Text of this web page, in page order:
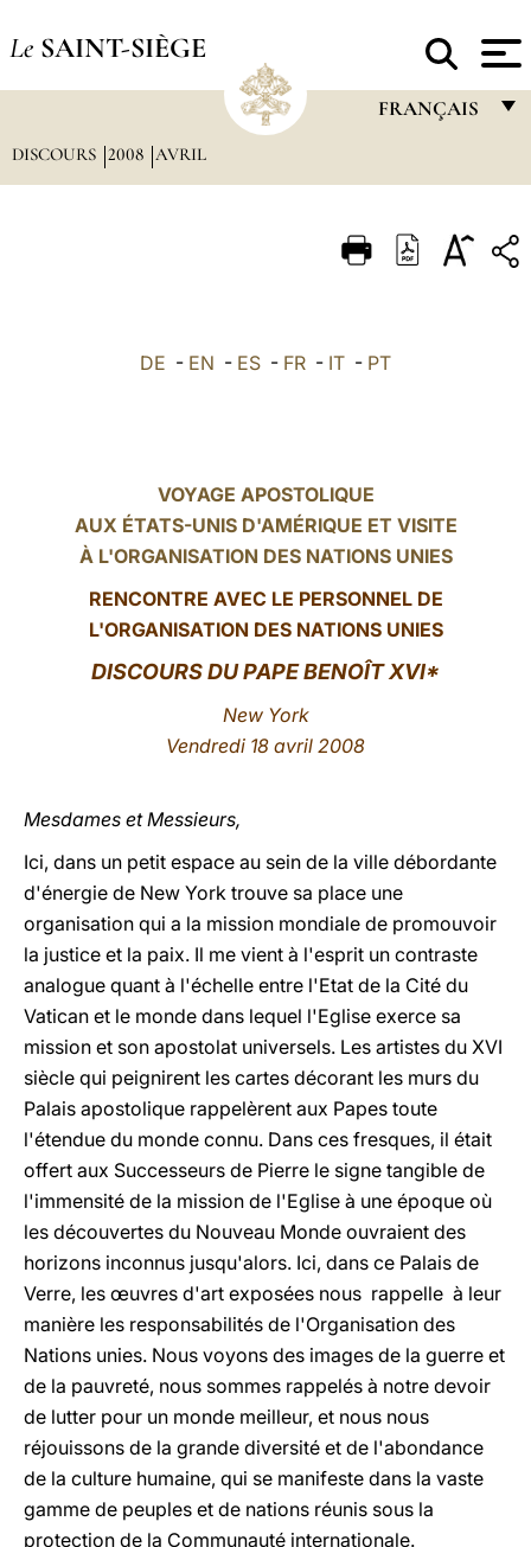
Le SAINT-SIÈGE
FRANÇAIS
ITALIANO
中文
LATINE
DISCOURS 2008 AVRIL
DE - EN - ES - FR - IT - PT
VOYAGE APOSTOLIQUE
AUX ÉTATS-UNIS D'AMÉRIQUE ET VISITE
À L'ORGANISATION DES NATIONS UNIES
RENCONTRE AVEC LE PERSONNEL DE
L'ORGANISATION DES NATIONS UNIES
DISCOURS DU PAPE BENOÎT XVI*
New York
Vendredi 18 avril 2008
Mesdames et Messieurs,
Ici, dans un petit espace au sein de la ville débordante
d'énergie de New York trouve sa place une
organisation qui a la mission mondiale de promouvoir
la justice et la paix. Il me vient à l'esprit un contraste
analogue quant à l'échelle entre l'Etat de la Cité du
Vatican et le monde dans lequel l'Eglise exerce sa
mission et son apostolat universels. Les artistes du XVI
siècle qui peignirent les cartes décorant les murs du
Palais apostolique rappelèrent aux Papes toute
l'étendue du monde connu. Dans ces fresques, il était
offert aux Successeurs de Pierre le signe tangible de
l'immensité de la mission de l'Eglise à une époque où
les découvertes du Nouveau Monde ouvraient des
horizons inconnus jusqu'alors. Ici, dans ce Palais de
Verre, les œuvres d'art exposées nous rappelle à leur
manière les responsabilités de l'Organisation des
Nations unies. Nous voyons des images de la guerre et
de la pauvreté, nous sommes rappelés à notre devoir
de lutter pour un monde meilleur, et nous nous
réjouissons de la grande diversité et de l'abondance
de la culture humaine, qui se manifeste dans la vaste
gamme de peuples et de nations réunis sous la
protection de la Communauté internationale.